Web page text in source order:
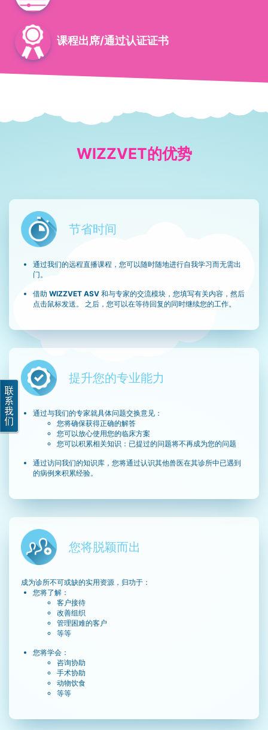
课程出席/通过认证证书
WIZZVET的优势
节省时间
通过我们的远程直播课程，您可以随时随地进行自我学习而无需出
门。
借助 WIZZVET ASV 和与专家的交流模块，您填写有关内容，然后
点击鼠标发送。 之后，您可以在等待回复的同时继续您的工作。
提升您的专业能力
通过与我们的专家就具体问题交换意见：
您将确保获得正确的解答
您可以放心使用您的临床方案
您可以积累相关知识：已提过的问题将不再成为您的问题
通过访问我们的知识库，您将通过认识其他兽医在其诊所中已遇到
的病例来积累经验。
您将脱颖而出
成为诊所不可或缺的实用资源，归功于：
您将了解：
客户接待
改善组织
管理困难的客户
等等
您将学会：
咨询协助
手术协助
动物饮食
等等